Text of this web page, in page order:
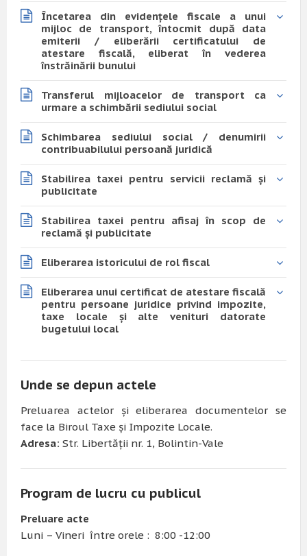
Încetarea din evidențele fiscale a unui
mijloc de transport, întocmit după data
emiterii / eliberării certificatului de
atestare fiscală, eliberat în vederea
înstrăinării bunului
Transferul mijloacelor de transport ca
urmare a schimbării sediului social
Schimbarea sediului social / denumirii
contribuabilului persoană juridică
Stabilirea taxei pentru servicii reclamă și
publicitate
Stabilirea taxei pentru afisaj în scop de
reclamă și publicitate
Eliberarea istoricului de rol fiscal
Eliberarea unui certificat de atestare fiscală
pentru persoane juridice privind impozite,
taxe locale și alte venituri datorate
bugetului local
Unde se depun actele
Preluarea actelor și eliberarea documentelor se
face la Biroul Taxe și Impozite Locale.
Adresa: Str. Libertății nr. 1, Bolintin-Vale
Program de lucru cu publicul
Preluare acte
Luni – Vineri între orele : 8:00 -12:00